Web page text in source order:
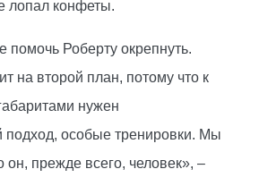
лопал конфеты.
помочь Роберту окрепнуть.
на второй план, потому что к
нужен
подход, особые тренировки. Мы
он, прежде всего, человек», –